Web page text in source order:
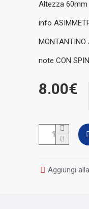
Altezza 60mm
info
MONTANTINO
note CON
8.00€
Aggiungi